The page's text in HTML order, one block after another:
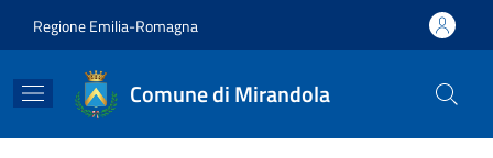
Regione Emilia-Romagna
Comune di Mirandola